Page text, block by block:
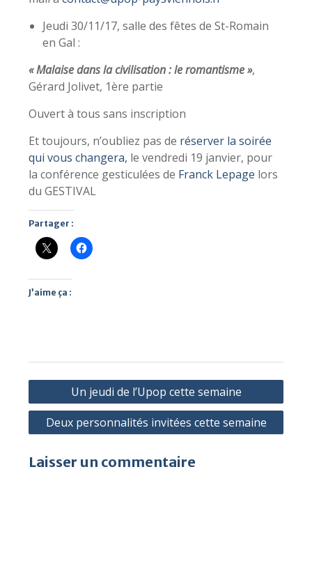
Jeudi 30/11/17, salle des fêtes de St-Romain
en Gal :
« Malaise dans la civilisation : le romantisme »,
Gérard Jolivet, 1ère partie
Ouvert à tous sans inscription
Et toujours, n’oubliez pas de réserver la soirée
qui vous changera, le vendredi 19 janvier, pour
la conférence gesticulées de Franck Lepage lors
du GESTIVAL
Partager :
J’aime ça :
Navigation
de
l’article
Un jeudi de l’Upop cette semaine
Deux personnalités invitées cette semaine
Laisser un commentaire